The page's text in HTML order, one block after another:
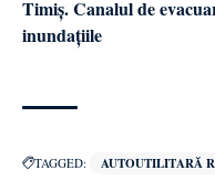
Timiș. Canalul de
inundațiile
TAGGED: AUTOUTILITARĂ